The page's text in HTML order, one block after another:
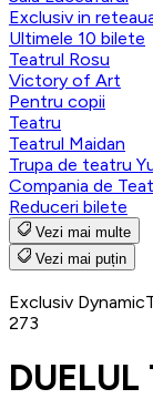
Exclusiv in
Ultimele 10 bilete
Teatrul Rosu
Victory of Art
Pentru copii
Teatru
Teatrul Maidan
Trupa de teatru
Compania de
Reduceri bilete
Vezi mai multe
Vezi mai puțin
Exclusiv
273